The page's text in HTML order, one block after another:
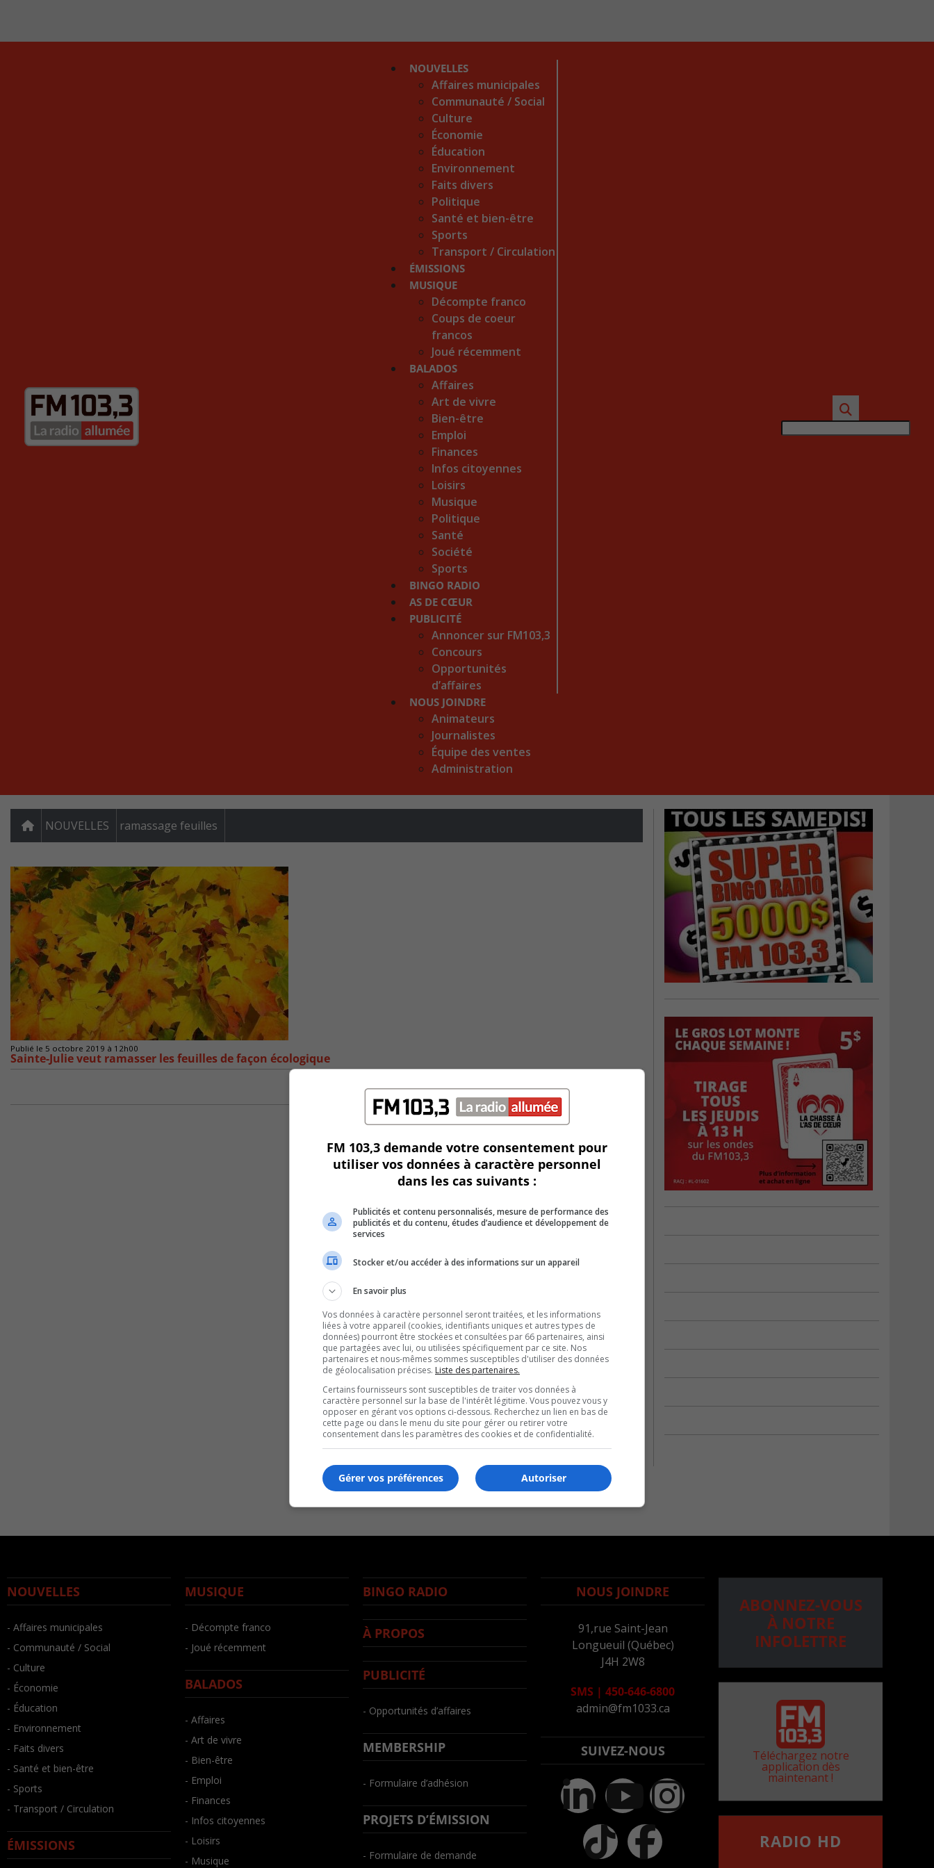
NOUVELLES
Affaires municipales
Communauté / Social
Culture
Économie
Éducation
Environnement
Faits divers
Politique
Santé et bien-être
Sports
Transport / Circulation
ÉMISSIONS
MUSIQUE
Décompte franco
Coups de coeur
francos
Joué récemment
BALADOS
Affaires
Art de vivre
Bien-être
Emploi
Finances
Infos citoyennes
Loisirs
Musique
Politique
Santé
Société
Sports
BINGO RADIO
AS DE CŒUR
PUBLICITÉ
Annoncer sur FM103,3
Concours
Opportunités
d’affaires
NOUS JOINDRE
Animateurs
Journalistes
Équipe des ventes
Administration
NOUVELLES ramassage feuilles
Publié le 5 octobre 2019 à 12h00
Sainte-Julie veut ramasser les feuilles de façon écologique
NOUVELLES
- Affaires municipales
- Communauté / Social
- Culture
- Économie
- Éducation
- Environnement
- Faits divers
- Santé et bien-être
- Sports
- Transport / Circulation
ÉMISSIONS
MUSIQUE
- Décompte franco
- Joué récemment
BALADOS
- Affaires
- Art de vivre
- Bien-être
- Emploi
- Finances
- Infos citoyennes
- Loisirs
- Musique
BINGO RADIO
À PROPOS
PUBLICITÉ
- Opportunités d’affaires
MEMBERSHIP
- Formulaire d’adhésion
PROJETS D’ÉMISSION
- Formulaire de demande
NOUS JOINDRE
91,rue Saint-Jean
Longueuil (Québec)
J4H 2W8
SMS | 450-646-6800
admin@fm1033.ca
SUIVEZ-NOUS
ABONNEZ-VOUS
À NOTRE
INFOLETTRE
Téléchargez notre
application dès
maintenant !
RADIO HD
FM 103,3 demande votre consentement pour
utiliser vos données à caractère personnel
dans les cas suivants :
Publicités et contenu personnalisés, mesure de performance des
publicités et du contenu, études d’audience et développement de
services
Stocker et/ou accéder à des informations sur un appareil
En savoir plus
Vos données à caractère personnel seront traitées, et les informations
liées à votre appareil (cookies, identifiants uniques et autres types de
données) pourront être stockées et consultées par 66 partenaires, ainsi
que partagées avec lui, ou utilisées spécifiquement par ce site. Nos
partenaires et nous-mêmes sommes susceptibles d'utiliser des données
de géolocalisation précises. Liste des partenaires.
Certains fournisseurs sont susceptibles de traiter vos données à
caractère personnel sur la base de l'intérêt légitime. Vous pouvez vous y
opposer en gérant vos options ci-dessous. Recherchez un lien en bas de
cette page ou dans le menu du site pour gérer ou retirer votre
consentement dans les paramètres des cookies et de confidentialité.
Autoriser
Gérer vos préférences